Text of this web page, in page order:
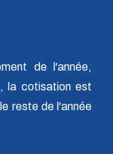
de l'année,
la cotisation est
reste de l'année